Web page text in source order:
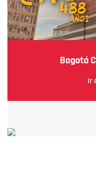
Bogotá
Ir